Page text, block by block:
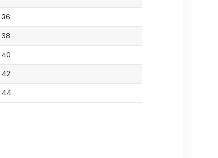
36
38
40
42
44